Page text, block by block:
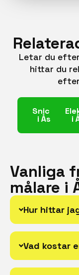
Letar du
hittar du
Snickare
i Åsele i
Vanliga
målare i
Hur hittar
Vad kostar